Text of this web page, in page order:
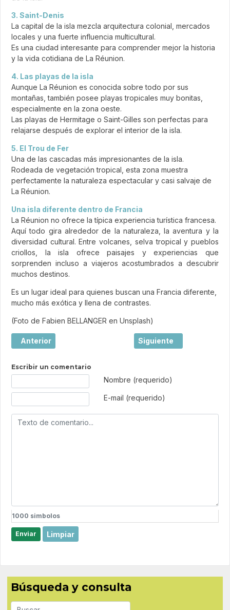
3. Saint-Denis
La capital de la isla mezcla arquitectura colonial, mercados
locales y una fuerte influencia multicultural.
Es una ciudad interesante para comprender mejor la historia
y la vida cotidiana de La Réunion.
4. Las playas de la isla
Aunque La Réunion es conocida sobre todo por sus
montañas, también posee playas tropicales muy bonitas,
especialmente en la zona oeste.
Las playas de Hermitage o Saint-Gilles son perfectas para
relajarse después de explorar el interior de la isla.
5. El Trou de Fer
Una de las cascadas más impresionantes de la isla.
Rodeada de vegetación tropical, esta zona muestra
perfectamente la naturaleza espectacular y casi salvaje de
La Réunion.
Una isla diferente dentro de Francia
La Réunion no ofrece la típica experiencia turística francesa.
Aquí todo gira alrededor de la naturaleza, la aventura y la
diversidad cultural. Entre volcanes, selva tropical y pueblos
criollos, la isla ofrece paisajes y experiencias que
sorprenden incluso a viajeros acostumbrados a descubrir
muchos destinos.
Es un lugar ideal para quienes buscan una Francia diferente,
mucho más exótica y llena de contrastes.
(Foto de Fabien BELLANGER en Unsplash)
Artículo anterior: Étretat, la magia de los acantilados de
Anterior Artículo siguiente:
Siguiente
Escribir un comentario
Nombre (requerido)
E-mail (requerido)
1000 simbolos
Enviar Limpiar
Búsqueda y consulta
Buscar